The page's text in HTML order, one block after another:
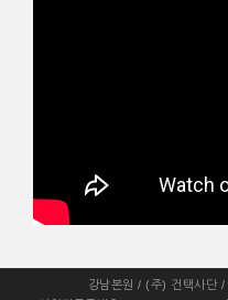
강남본원 / (주) 건택사단